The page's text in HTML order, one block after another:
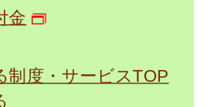
金
制度・サービスTOP